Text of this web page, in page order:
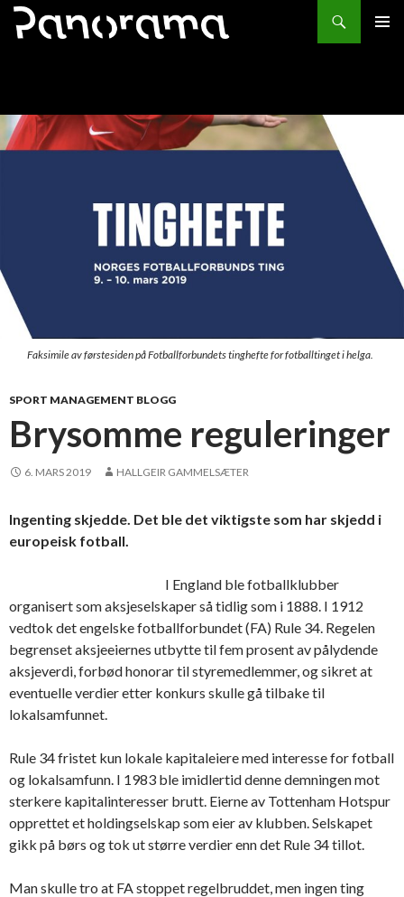
Søk
HOPP
Faksimile av førstesiden på Fotballforbundets tinghefte for fotballtinget i helga.
SPORT MANAGEMENT BLOGG
Brysomme reguleringer
6. MARS 2019 HALLGEIR GAMMELSÆTER
Ingenting skjedde. Det ble det viktigste som har skjedd i
europeisk fotball.
I England ble fotballklubber
organisert som aksjeselskaper så tidlig som i 1888. I 1912
vedtok det engelske fotballforbundet (FA) Rule 34. Regelen
begrenset aksjeeiernes utbytte til fem prosent av pålydende
aksjeverdi, forbød honorar til styremedlemmer, og sikret at
eventuelle verdier etter konkurs skulle gå tilbake til
lokalsamfunnet.
Rule 34 fristet kun lokale kapitaleiere med interesse for fotball
og lokalsamfunn. I 1983 ble imidlertid denne demningen mot
sterkere kapitalinteresser brutt. Eierne av Tottenham Hotspur
opprettet et holdingselskap som eier av klubben. Selskapet
gikk på børs og tok ut større verdier enn det Rule 34 tillot.
Man skulle tro at FA stoppet regelbruddet, men ingen ting